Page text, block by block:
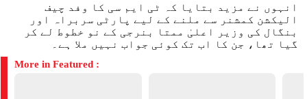
انہوں نے مزید بتایا کہ ٹی ایم سی کا وفد چیف
الیکشن کمشنر سے ملنے کے لیے پارٹی سربراہ اور
بنگال کی وزیر اعلیٰ ممتا بنرجی کے نو خطوط لے کر
گیا تھا، جن کا اب تک کوئی جواب نہیں ملا ہے۔
More in Featured :